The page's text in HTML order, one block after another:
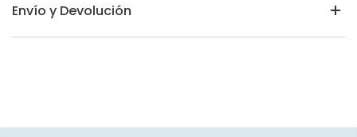
Envío y Devolución